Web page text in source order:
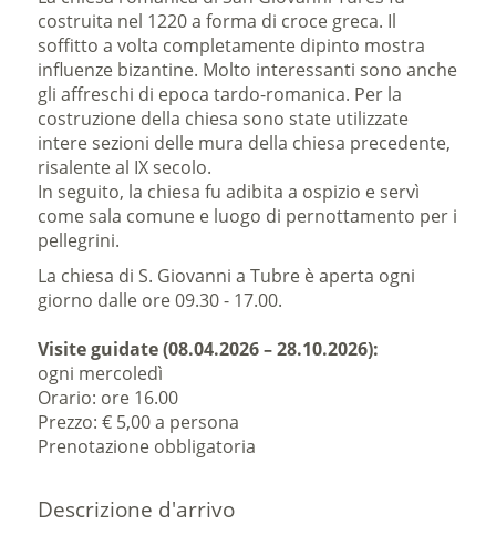
costruita nel 1220 a forma di croce greca. Il
soffitto a volta completamente dipinto mostra
influenze bizantine. Molto interessanti sono anche
gli affreschi di epoca tardo-romanica. Per la
costruzione della chiesa sono state utilizzate
intere sezioni delle mura della chiesa precedente,
risalente al IX secolo.
In seguito, la chiesa fu adibita a ospizio e servì
come sala comune e luogo di pernottamento per i
pellegrini.
La chiesa di S. Giovanni a Tubre è aperta ogni
giorno dalle ore 09.30 - 17.00.
Visite guidate (08.04.2026 – 28.10.2026):
ogni mercoledì
Orario: ore 16.00
Prezzo: € 5,00 a persona
Prenotazione obbligatoria
Descrizione d'arrivo